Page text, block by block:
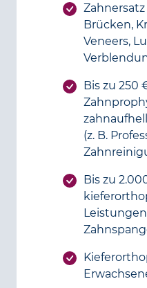
Brücken,
Veneers,
Bis zu 250
(z. B.
Bis zu